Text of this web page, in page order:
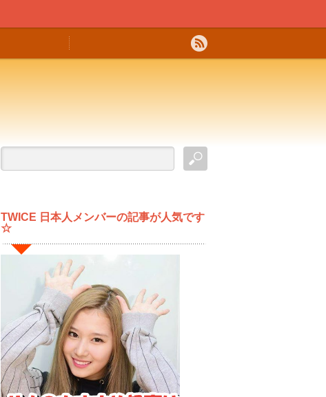
TWICE 日本人メンバーの記事が人気です
☆